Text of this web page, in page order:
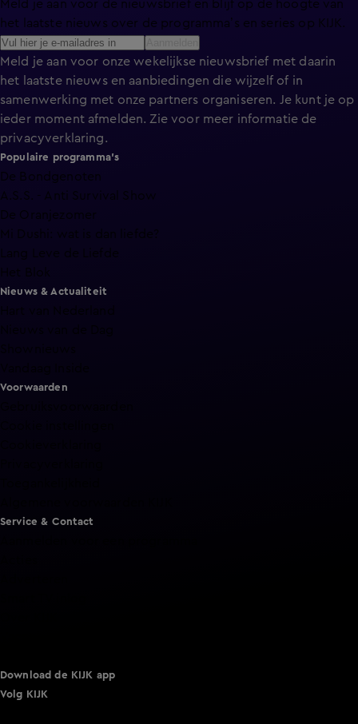
Meld je aan voor de nieuwsbrief en blijf op de hoogte van
het laatste nieuws over de programma’s en series op KIJK.
Meld je aan voor onze wekelijkse nieuwsbrief met daarin
het laatste nieuws en aanbiedingen die wijzelf of in
samenwerking met onze partners organiseren. Je kunt je op
ieder moment afmelden. Zie voor meer informatie de
privacyverklaring.
Populaire programma's
De Bondgenoten
A.S.S. - Anti Survival Show
De Oranjezomer
Mi Dushi: wat is dan liefde?
Lang Leve de Liefde
Nieuws & Actualiteit
Voorwaarden
Service & Contact
Download de KIJK app
Volg KIJK